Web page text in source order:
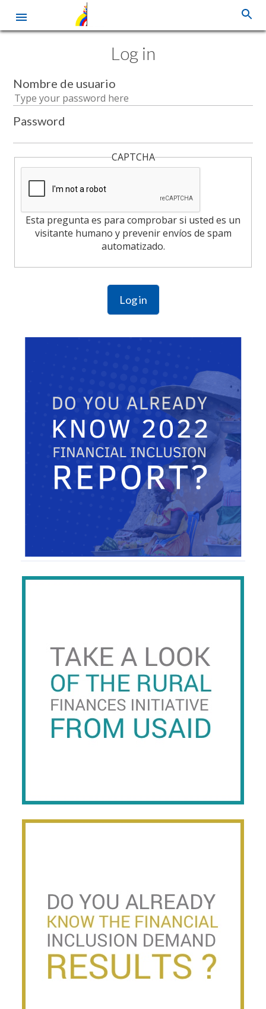
Skip
Log in
Nombre de usuario
Password
CAPTCHA
Esta pregunta es para comprobar si usted es un
visitante humano y prevenir envíos de spam
automatizado.
Log in